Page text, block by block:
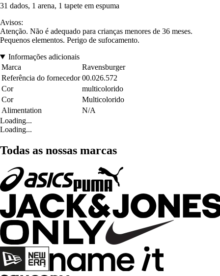
31 dados, 1 arena, 1 tapete em espuma
Avisos:
Atenção. Não é adequado para crianças menores de 36 meses.
Pequenos elementos. Perigo de sufocamento.
Informações adicionais
Marca
Ravensburger
Referência do fornecedor 00.026.572
Cor
multicolorido
Cor
Multicolorido
Alimentation
N/A
Loading...
Loading...
Todas as nossas marcas